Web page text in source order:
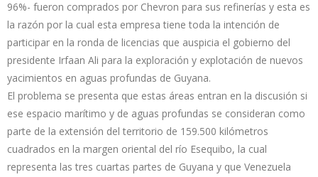
96%- fueron comprados por Chevron para sus refinerías y esta es
la razón por la cual esta empresa tiene toda la intención de
participar en la ronda de licencias que auspicia el gobierno del
presidente Irfaan Ali para la exploración y explotación de nuevos
yacimientos en aguas profundas de Guyana.
El problema se presenta que estas áreas entran en la discusión si
ese espacio marítimo y de aguas profundas se consideran como
parte de la extensión del territorio de 159.500 kilómetros
cuadrados en la margen oriental del río Esequibo, la cual
representa las tres cuartas partes de Guyana y que Venezuela